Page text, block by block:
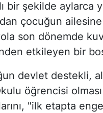
bir şekilde aylarca
çocuğun
son dönemde
etkileyen bir
devlet destekli,
öğrencisi
"ilk etapta